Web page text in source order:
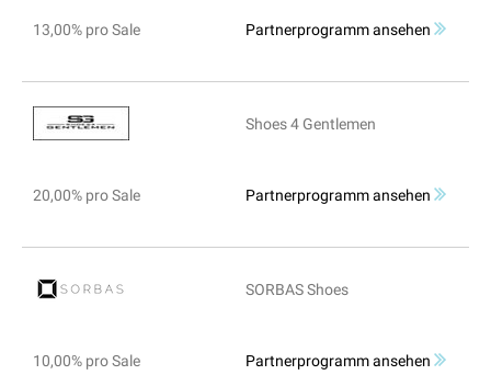
13,00% pro Sale Partnerprogramm ansehen
Shoes 4 Gentlemen
20,00% pro Sale Partnerprogramm ansehen
SORBAS Shoes
10,00% pro Sale Partnerprogramm ansehen